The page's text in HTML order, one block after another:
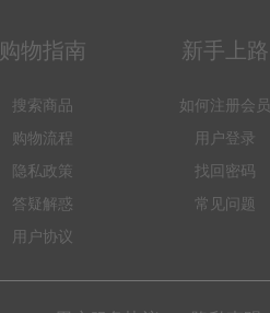
购物指南
搜索商品
购物流程
隐私政策
答疑解惑
用户协议
新手上路
如何注册会员
用户登录
找回密码
常见问题